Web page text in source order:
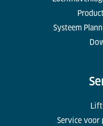
Systeem
Service voor